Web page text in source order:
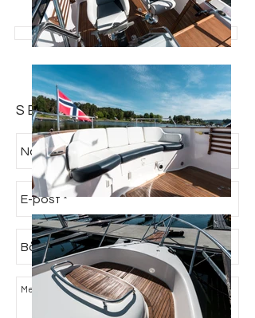
> SE ALLE BÅTER TIL SALGS
SEND FORESPØRSEL: